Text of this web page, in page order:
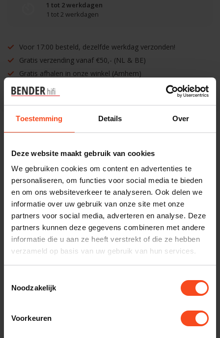
Toestemming Details Over
Deze website maakt gebruik van cookies
We gebruiken cookies om content en advertenties te
personaliseren, om functies voor social media te bieden
en om ons websiteverkeer te analyseren. Ook delen we
informatie over uw gebruik van onze site met onze
partners voor social media, adverteren en analyse. Deze
partners kunnen deze gegevens combineren met andere
informatie die u aan ze heeft verstrekt of die ze hebben
verzameld op basis van uw gebruik van hun services.
Noodzakelijk
Voorkeuren
1 tot 2 werkdagen
1 tot 2 werkdagen
Voor 17:00 besteld, dezelfde werkdag verzonden!
Gratis verzending vanaf €50,- (NL & BE)
Gratis afhalen in onze winkel (Arnhem)
Inruilen mogelijk!
Benieuwd naar dit product?
Plan kosteloos een luisterafspraak. Of heb je hulp
nodig bij je bestelling? Neem contact op met onze
klantenservice.
Interesse in product
Maak een luisterafspraak
Productomschrijving
Reviews